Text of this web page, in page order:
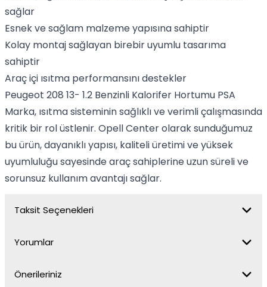
sağlar
Esnek ve sağlam malzeme yapısına sahiptir
Kolay montaj sağlayan birebir uyumlu tasarıma
sahiptir
Araç içi ısıtma performansını destekler
Peugeot 208 13- 1.2 Benzinli Kalorifer Hortumu PSA
Marka, ısıtma sisteminin sağlıklı ve verimli çalışmasında
kritik bir rol üstlenir. Opell Center olarak sunduğumuz
bu ürün, dayanıklı yapısı, kaliteli üretimi ve yüksek
uyumluluğu sayesinde araç sahiplerine uzun süreli ve
sorunsuz kullanım avantajı sağlar.
Taksit Seçenekleri
Yorumlar
Önerileriniz